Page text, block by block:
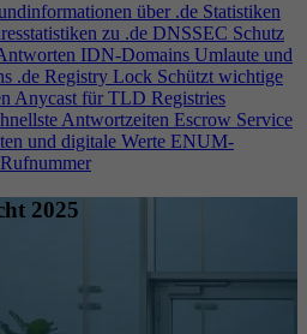
über .de Statistiken
zu .de DNSSEC Schutz
IDN-Domains Umlaute und
.de Registry Lock Schützt wichtige
Anycast für TLD Registries
Antwortzeiten Escrow Service
und digitale Werte ENUM-
2025